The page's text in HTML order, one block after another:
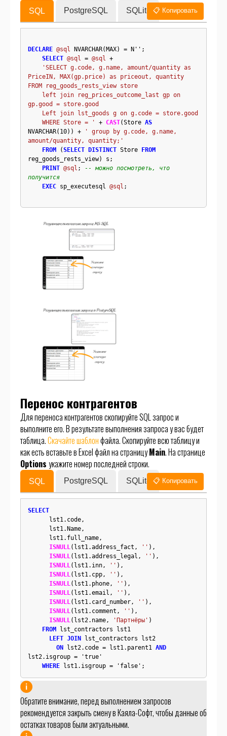
SQL PostgreSQL SQLite 📋 Копировать
DECLARE @sql
NVARCHAR(MAX) = N'';
SELECT @sql = @sql
+
'SELECT g.code, g.name, amount/quantity as
PriceIN, MAX(gp.price) as priceout, quantity
FROM reg_goods_rests_view store
left join reg_prices_outcome_last gp on
gp.good = store.good
Left join lst_goods g on g.code = store.good
WHERE Store = '
+ CAST(Store AS
NVARCHAR(10)) +
' group by g.code, g.name,
amount/quantity, quantity;'
FROM (SELECT DISTINCT Store FROM
reg_goods_rests_view) s;
PRINT @sql ; -- можно посмотреть, что
получится
EXEC sp_executesql @sql ;
Перенос контрагентов
Для переноса контрагентов скопируйте SQL запрос и
выполните его. В результате выполнения запроса у вас будет
таблица.Скачайте шаблонфайла. Скопируйте всю таблицу и
как есть вставьте в Excel файл на страницуMain. На странице
Options укажите номер последней строки.
SQL PostgreSQL SQLite 📋 Копировать
SELECT
ISNULL(lst1.address_fact, '' ),
ISNULL(lst1.address_legal, '' ),
ISNULL(lst1.inn, '' ),
ISNULL(lst1.cpp, '' ),
ISNULL(lst1.phone, '' ),
ISNULL(lst1.email, '' ),
ISNULL(lst1.card_number, '' ),
ISNULL(lst1.comment, '' ),
ISNULL(lst2.name, 'Партнёры' )
FROM lst_contractors lst1
LEFT JOIN
lst_contractors lst2
ON
lst2.code = lst1.parent1 AND
lst2.isgroup = 'true'
WHERE lst1.isgroup = 'false';
Обратите внимание, перед выполнением запросов
рекомендуется закрыть смену в Каяла-Софт, чтобы данные об
остатках товаров были актуальными.